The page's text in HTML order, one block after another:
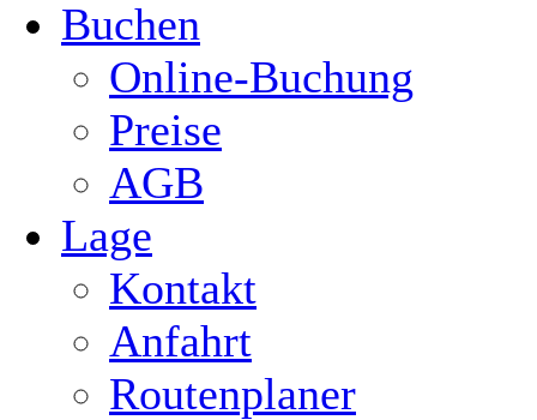
Buchen
Online-Buchung
Preise
AGB
Lage
Kontakt
Anfahrt
Routenplaner